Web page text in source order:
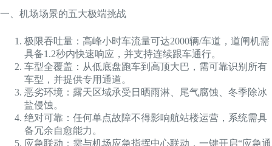
一、机场场景的五大极端挑战
极限吞吐量：高峰小时车流量可达2000辆/车道，道闸机需
具备1.2秒内快速响应，并支持连续跟车通行。
车型全覆盖：从低底盘跑车到高顶大巴，需可靠识别所有
车型，并提供专用通道。
恶劣环境：露天区域承受日晒雨淋、尾气腐蚀、冬季除冰
盐侵蚀。
绝对可靠：任何单点故障不得影响航站楼运营，系统需具
备冗余自愈能力。
应急联动：需与机场应急指挥中心联动，一键开启“应急通